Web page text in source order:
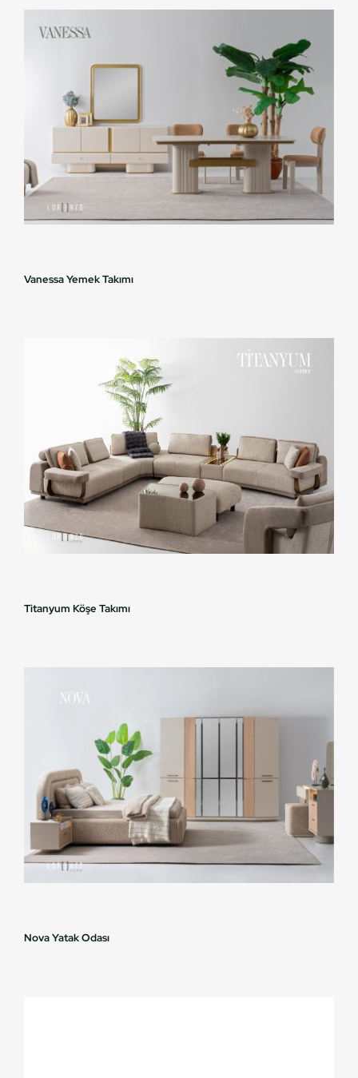
Vanessa Yemek Takımı
Titanyum Köşe Takımı
Nova Yatak Odası